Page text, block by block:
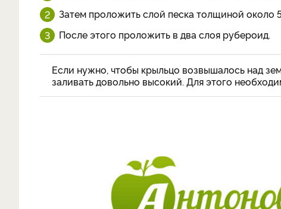
Затем проложить слой песка толщиной около
После этого проложить в два слоя рубероид.
Если нужно, чтобы крыльцо возвышалось над
заливать довольно высокий. Для этого